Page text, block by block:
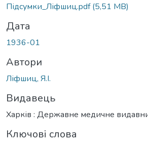
Підсумки_Ліфшиц.pdf(5,51 MB)
Дата
1936-01
Автори
Ліфшиц, Я.І.
Видавець
Харків : Державне медичне
Ключові слова